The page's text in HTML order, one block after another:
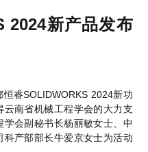
2024新产品发布
睿SOLIDWORKS 2024新功
南省机械工程学会的大力支
会副秘书长杨丽敏女士、中
产部部长牛爱京女士为活动